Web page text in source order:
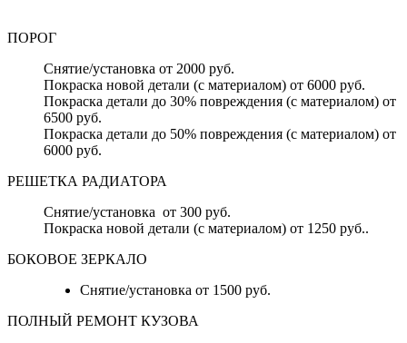
ПОРОГ
Снятие/установка от 2000 руб.
Покраска новой детали (с материалом) от 6000 руб.
Покраска детали до 30% повреждения (с материалом) от
6500 руб.
Покраска детали до 50% повреждения (с материалом) от
6000 руб.
РЕШЕТКА РАДИАТОРА
Снятие/установка от 300 руб.
Покраска новой детали (с материалом) от 1250 руб..
БОКОВОЕ ЗЕРКАЛО
Снятие/установка от 1500 руб.
ПОЛНЫЙ РЕМОНТ КУЗОВА